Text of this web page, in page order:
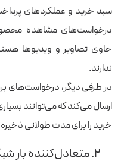
درخواست‌های مشاهده
حاوی تصاویر و ویدیوها
ندارند.
در طرفی دیگر، درخواست‌های
ارسال می‌کند که می‌توانند
خرید را برای مدت طولانی
۲. متعادل‌کننده بار شبکه